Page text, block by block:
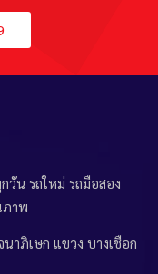
น รถใหม่ รถมือสอง
ภาพ
าภิเษก แขวง บางเชือก